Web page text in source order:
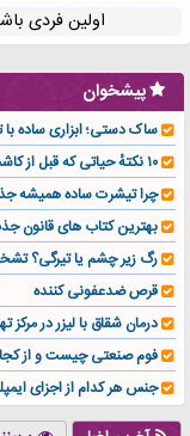
اولین فردی
پیشخوان
ساک دستی؛ ابزاری ساده با
۱۰ نکتهٔ حیاتی که قبل از کاشت ایمپلنت باید بدانید!
چرا تیشرت ساده همیشه
بهترین کتاب های قانون
رگ زیر چشم یا تیرگی؟
قرص ضدعفونی کننده
درمان شقاق با لیزر در
فوم صنعتی چیست و از کجا
جنس هر کدام از اجزای
تولید لیوان کاغذی یک کسب‌